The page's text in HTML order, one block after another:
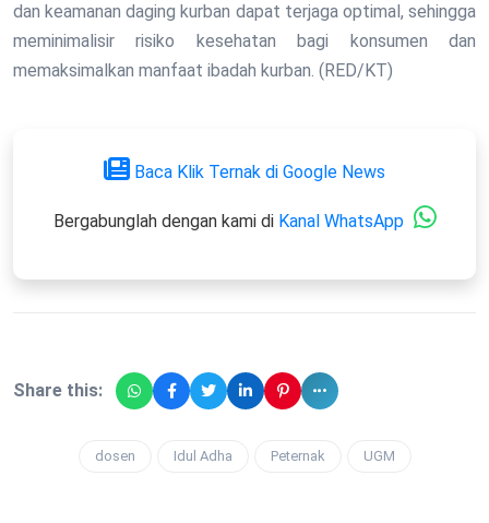
dan keamanan daging kurban dapat terjaga optimal, sehingga
meminimalisir risiko kesehatan bagi konsumen dan
memaksimalkan manfaat ibadah kurban. (RED/KT)
Baca Klik Ternak di Google News
Bergabunglah dengan kami di Kanal WhatsApp
Share this:
dosen Idul Adha Peternak UGM